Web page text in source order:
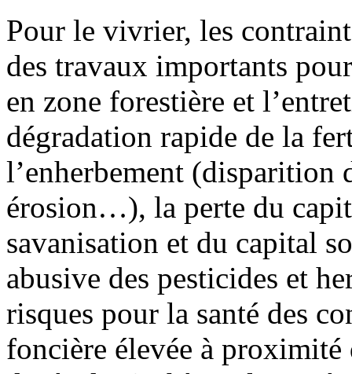
Pour le vivrier, les
des travaux importants
en zone forestière et
dégradation rapide de la
l’enherbement (disparition
érosion…), la perte du
savanisation et du capital
abusive des pesticides et
risques pour la santé des
foncière élevée à proximité